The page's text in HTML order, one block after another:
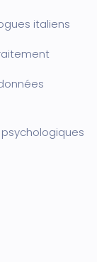
italiens